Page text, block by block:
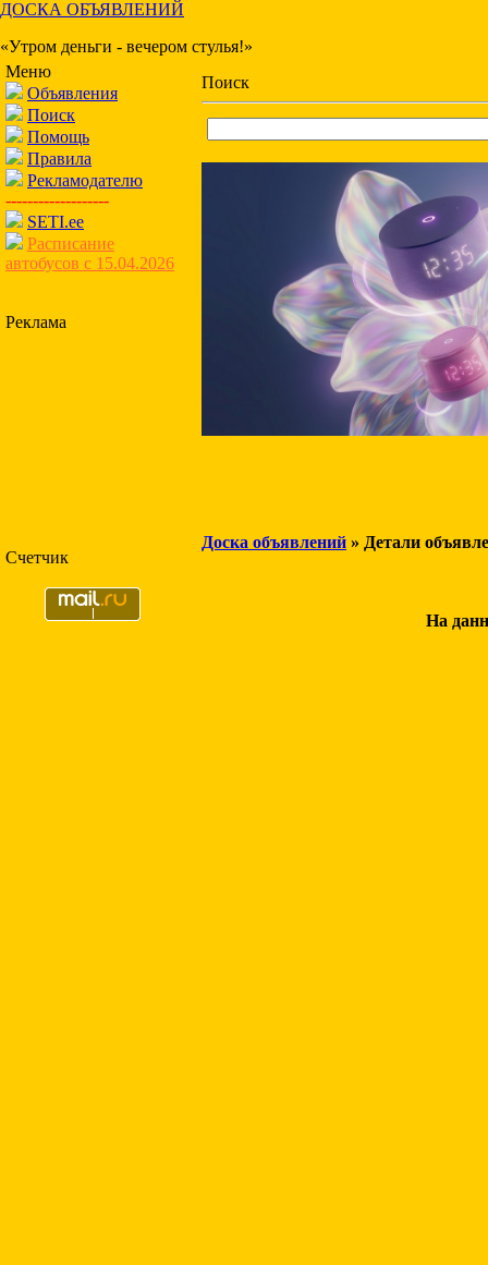
ДОСКА ОБЪЯВЛЕНИЙ
«Утром деньги - вечером стулья!»
Меню
Объявления
Поиск
Помощь
Правила
Рекламодателю
-------------------
SETI.ee
Расписание
автобусов с 15.04.2026
Реклама
Счетчик
Поиск
Доска объявлений » Детали
На